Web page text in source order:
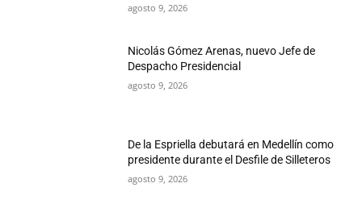
agosto 9, 2026
Nicolás Gómez Arenas, nuevo Jefe de
Despacho Presidencial
agosto 9, 2026
De la Espriella debutará en Medellín como
presidente durante el Desfile de Silleteros
agosto 9, 2026